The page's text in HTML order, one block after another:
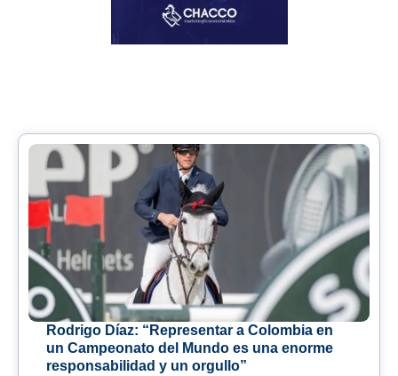
Rodrigo Díaz: “Representar a Colombia en
un Campeonato del Mundo es una enorme
responsabilidad y un orgullo”